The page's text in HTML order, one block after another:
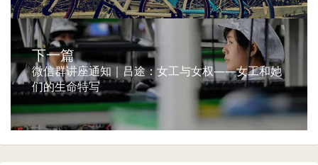
下一篇
微信群讲座通知｜吕途：女工与女权——女工和她
们的生命特写